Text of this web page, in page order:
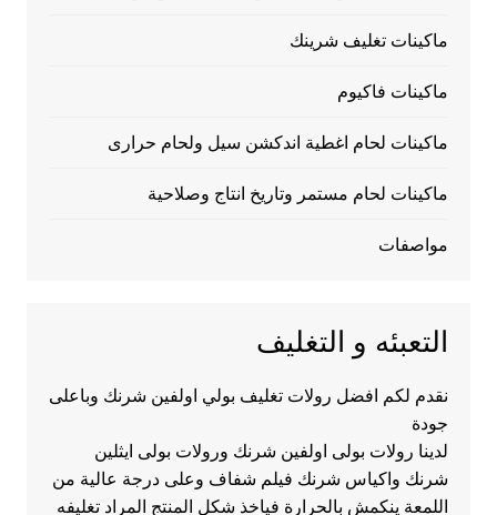
ماكينات تغليف شرينك
ماكينات فاكيوم
ماكينات لحام اغطية اندكشن سيل ولحام حرارى
ماكينات لحام مستمر وتاريخ انتاج وصلاحية
مواصفات
التعبئه و التغليف
نقدم لكم افضل رولات تغليف بولي اولفين شرنك وباعلى
جودة
لدينا رولات بولى اولفين شرنك ورولات بولى ايثلين
شرنك واكياس شرنك فيلم شفاف وعلى درجة عالية من
اللمعة ينكمش بالحرارة فياخذ شكل المنتج المراد تغليفه